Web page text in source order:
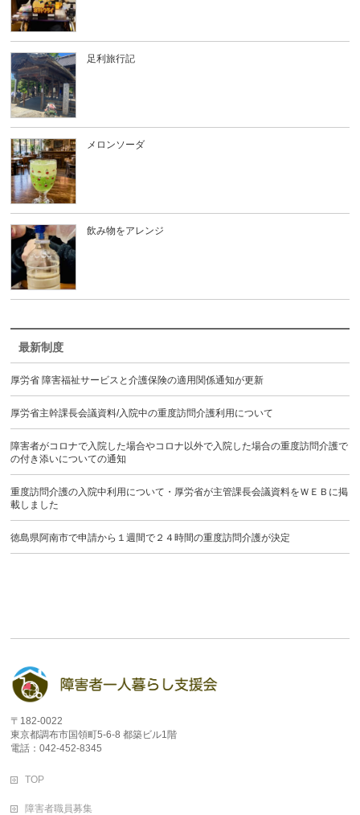
足利旅行記
メロンソーダ
飲み物をアレンジ
最新制度
厚労省 障害福祉サービスと介護保険の適用関係通知が更新
厚労省主幹課長会議資料/入院中の重度訪問介護利用について
障害者がコロナで入院した場合やコロナ以外で入院した場合の重度訪問介護で
の付き添いについての通知
重度訪問介護の入院中利用について・厚労省が主管課長会議資料をＷＥＢに掲
載しました
徳島県阿南市で申請から１週間で２４時間の重度訪問介護が決定
〒182-0022
東京都調布市国領町5-6-8 都築ビル1階
電話：042-452-8345
TOP
障害者職員募集